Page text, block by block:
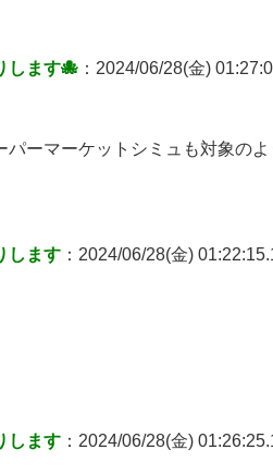
します🐙 ：2024/06/28(金)
ーマーケットシミュも対象の
します ：2024/06/28(金)
します ：2024/06/28(金)